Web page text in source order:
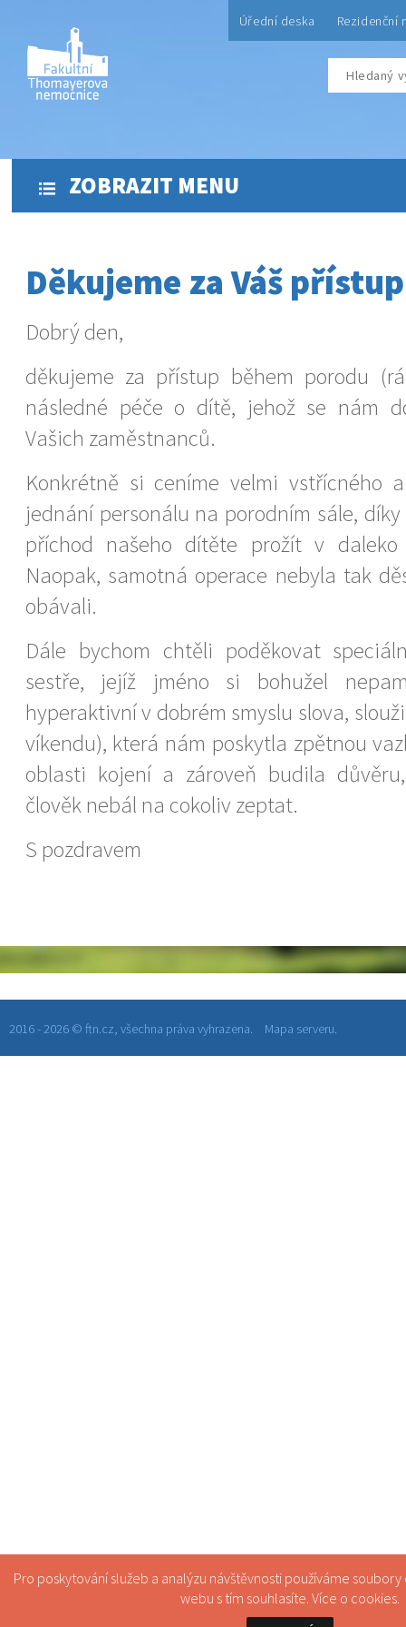
Úřední deska Rezidenční
ZOBRAZIT MENU
Děkujeme za Váš
Dobrý den,
děkujeme za přístup během porodu
následné péče o dítě, jehož se nám
Vašich zaměstnanců.
Konkrétně si ceníme velmi vstřícného
jednání personálu na porodním sále,
příchod našeho dítěte prožít v daleko
Naopak, samotná operace nebyla tak
obávali.
Dále bychom chtěli poděkovat
sestře, jejíž jméno si bohužel
hyperaktivní v dobrém smyslu slova,
víkendu), která nám poskytla zpětnou
oblasti kojení a zároveň budila
člověk nebál na cokoliv zeptat.
S pozdravem
2016 - 2026 © ftn.cz, všechna práva vyhrazena. Mapa serveru.
Pro poskytování služeb a analýzu návštěvnosti používáme
webu s tím souhlasíte. Více o cookies.